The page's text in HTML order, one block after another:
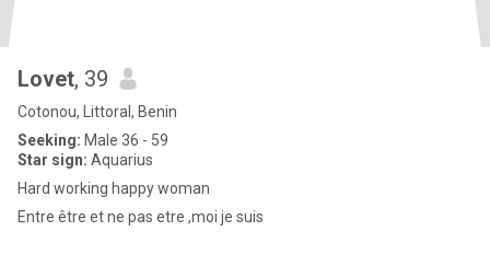
Lovet, 39
Cotonou, Littoral, Benin
Seeking: Male 36 - 59
Star sign: Aquarius
Hard working happy woman
Entre être et ne pas etre ,moi je suis